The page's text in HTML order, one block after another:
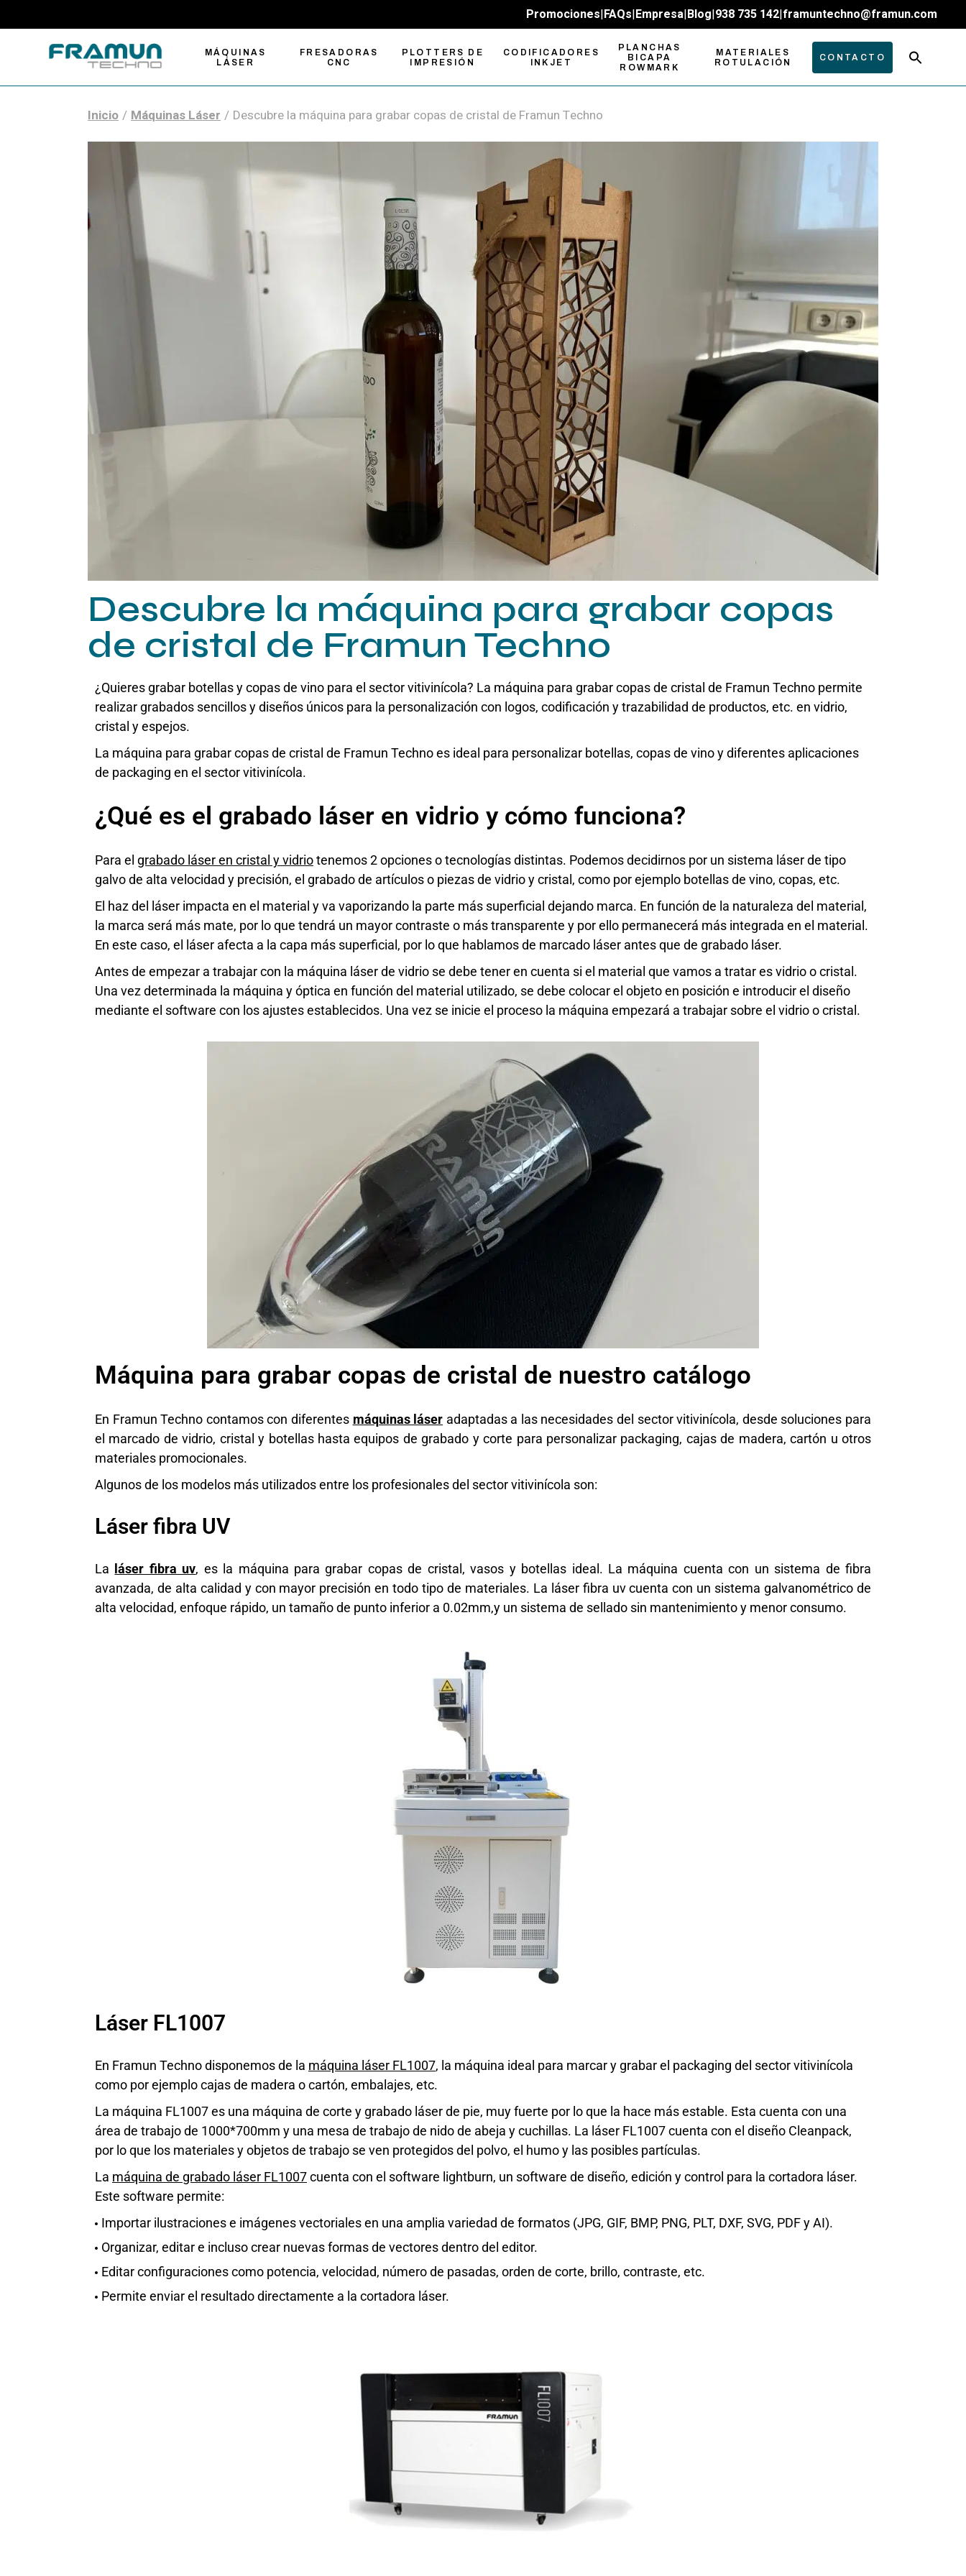
Promociones|FAQs|Empresa|Blog|938 735 142|framuntechno@framun.com
MÁQUINAS
LÁSER
Máquinas de
láser
fibra para metal
Soluciones de
marcado láser
Cortadoras láser
Máquinas láser
FRESADORAS
CNC
Fresadoras
Fresadoras CNC
Fresadoras cambio
PLOTTERS DE
IMPRESIÓN
Plotters de
Impresión y Corte
Plotters de Corte
Roland
CODIFICADORES
INKJET
PLANCHAS
BICAPA
ROWMARK
MATERIALES
ROTULACIÓN
CONTACTO
Inicio Máquinas Láser Descubre la máquina para grabar copas de cristal de Framun Techno
Descubre la máquina para grabar copas
de cristal de Framun Techno
¿Quieres grabar botellas y copas de vino para el sector vitivinícola? La máquina para grabar copas de cristal de Framun Techno permite
realizar grabados sencillos y diseños únicos para la personalización con logos, codificación y trazabilidad de productos, etc. en vidrio,
cristal y espejos.
La máquina para grabar copas de cristal de Framun Techno es ideal para personalizar botellas, copas de vino y diferentes aplicaciones
de packaging en el sector vitivinícola.
¿Qué es el grabado láser en vidrio y cómo funciona?
Para el grabado láser en cristal y vidriotenemos 2 opciones o tecnologías distintas. Podemosdecidirnos por un sistema láser de tipo
galvo de alta velocidad y precisión, el grabado de artículos o piezas de vidrio y cristal, como por ejemplo botellas de vino, copas, etc.
El haz del láser impacta en el material y va vaporizando la parte más superficial dejando marca. En función de la naturaleza del material,
la marca será más mate, por lo que tendrá un mayor contraste o más transparente y por ello permanecerá más integrada en el material.
En este caso, el láser afecta a la capa más superficial, por lo que hablamos de marcado láser antes que de grabado láser.
Antes de empezar a trabajar con la máquina láser de vidrio se debe tener en cuenta si el material que vamos a tratar es vidrio o cristal.
Una vez determinada la máquina y óptica en función del material utilizado, se debe colocar el objeto en posición e introducir el diseño
mediante el software con los ajustes establecidos. Una vez se inicie el proceso la máquina empezará a trabajar sobre el vidrio o cristal.
Máquina para grabar copas de cristal de nuestro catálogo
En Framun Techno contamos con diferentes máquinas láser adaptadas a las necesidades del sector vitivinícola, desde soluciones para
el marcado de vidrio, cristal y botellas hasta equipos de grabado y corte para personalizar packaging, cajas de madera, cartón u otros
materiales promocionales.
Algunos de los modelos más utilizados entre los profesionales del sector vitivinícola son:
Láser fibra UV
La láser fibra uv, es la máquina para grabar copas de cristal, vasos y botellas ideal. La máquina cuenta con un sistema de fibra
avanzada, de alta calidad y con mayor precisión en todo tipo de materiales. La láserfibra uv cuenta con un sistema galvanométrico de
alta velocidad, enfoque rápido, un tamaño de punto inferior a 0.02mm,y un sistema de sellado sin mantenimiento y menor consumo.
Láser FL1007
En Framun Techno disponemos de la máquina láser FL1007, la máquina ideal para marcar y grabar el packaging del sector vitivinícola
como por ejemplo cajas de madera o cartón, embalajes, etc.
La máquina FL1007 es una máquina de corte y grabado láser de pie, muy fuerte por lo que la hace más estable. Esta cuenta con una
área de trabajo de 1000*700mm y una mesa de trabajo de nido de abeja y cuchillas. La láser FL1007 cuenta con el diseño Cleanpack,
por lo que los materiales y objetos de trabajo se ven protegidos del polvo, el humo y las posibles partículas.
La máquina de grabado láser FL1007cuenta con el software lightburn, un software de diseño, edición y control para la cortadora láser.
Este software permite:
Importar ilustraciones e imágenes vectoriales en una amplia variedad de formatos (JPG, GIF, BMP, PNG, PLT, DXF, SVG, PDF y AI).
Organizar, editar e incluso crear nuevas formas de vectores dentro del editor.
Editar configuraciones como potencia, velocidad, número de pasadas, orden de corte, brillo, contraste, etc.
Permite enviar el resultado directamente a la cortadora láser.